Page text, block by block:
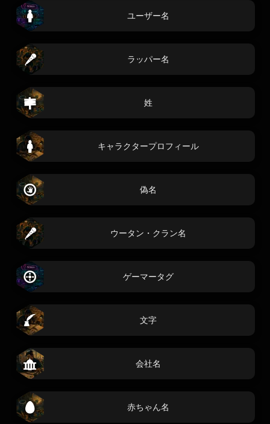
ユーザー名
ラッパー名
姓
キャラクタープロフィール
偽名
ウータン・クラン名
ゲーマータグ
文字
会社名
赤ちゃん名